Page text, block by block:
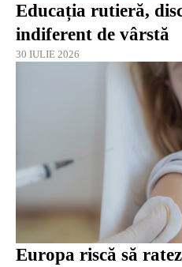
Educația rutieră,
indiferent de vârstă
30 IULIE 2026
Europa riscă să